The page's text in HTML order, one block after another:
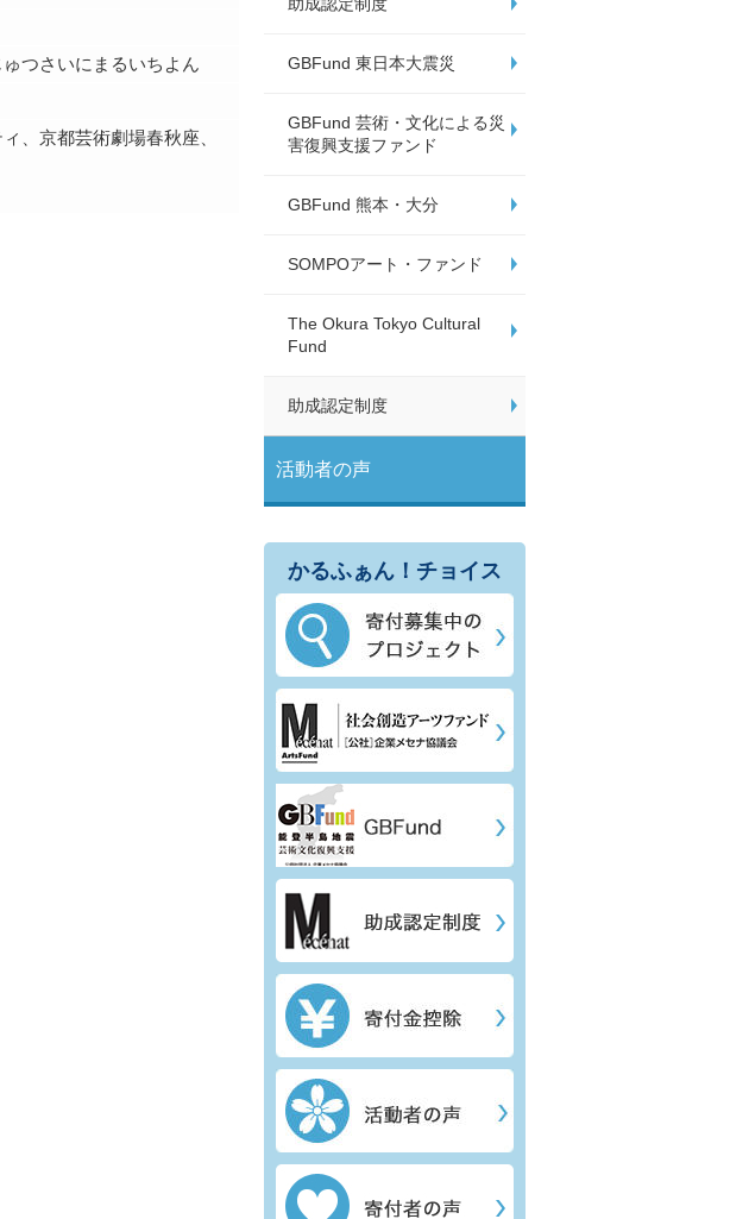
GBFund 東日本大震災
GBFund 芸術・文化による災
害復興支援ファンド
GBFund 熊本・大分
SOMPOアート・ファンド
The Okura Tokyo Cultural
Fund
助成認定制度
活動者の声
かるふぁん！チョイス
つさいにまるいちよん
、京都芸術劇場春秋座、